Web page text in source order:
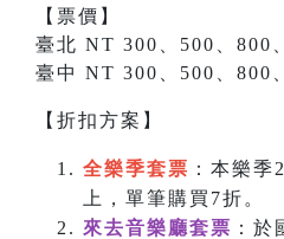
【票價】
臺北 NT 300、500、800
臺中 NT 300、500、800
【折扣方案】
全樂季套票 ：本樂
上，單筆購買7折。
來去音樂廳套票 ：